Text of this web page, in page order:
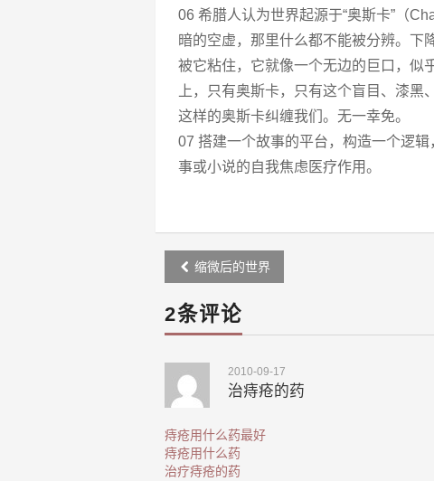
06 希腊人认为世界起源于“奥斯卡”（
暗的空虚，那里什么都不能被分辨。下
被它粘住，它就像一个无边的巨口，似
上，只有奥斯卡，只有这个盲目、漆
这样的奥斯卡纠缠我们。无一幸免。
07 搭建一个故事的平台，构造一个逻
事或小说的自我焦虑医疗作用。
Post
navigation
缩微后的世界
2条评论
2010-09-17
治痔疮的药
痔疮用什么药最好
痔疮用什么药
治疗痔疮的药